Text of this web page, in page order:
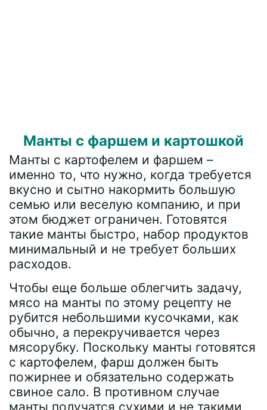
Манты с фаршем и картошкой
Манты с картофелем и фаршем –
именно то, что нужно, когда требуется
вкусно и сытно накормить большую
семью или веселую компанию, и при
этом бюджет ограничен. Готовятся
такие манты быстро, набор продуктов
минимальный и не требует больших
расходов.
Чтобы еще больше облегчить задачу,
мясо на манты по этому рецепту не
рубится небольшими кусочками, как
обычно, а перекручивается через
мясорубку. Поскольку манты готовятся
с картофелем, фарш должен быть
пожирнее и обязательно содержать
свиное сало. В противном случае
манты получатся сухими и не такими